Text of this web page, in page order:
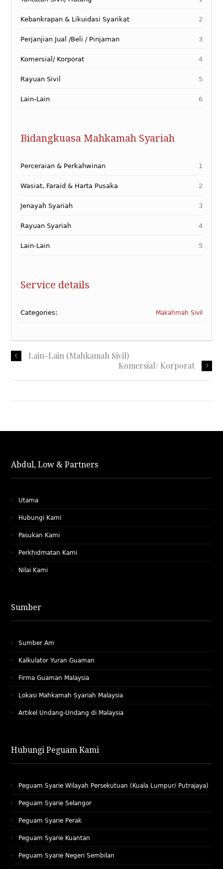
Kebankrapan & Likuidasi Syarikat 2
Perjanjian Jual /Beli / Pinjaman 3
Komersial/ Korporat 4
Rayuan Sivil 5
Lain-Lain 6
Bidangkuasa Mahkamah Syariah
Perceraian & Perkahwinan 1
Wasiat, Faraid & Harta Pusaka 2
Jenayah Syariah 3
Rayuan Syariah 4
Lain-Lain 5
Service details
Categories: Makahmah Sivil
Lain-Lain (Mahkamah Sivil)
Komersial/ Korporat
Abdul, Low & Partners
Utama
Hubungi Kami
Pasukan Kami
Perkhidmatan Kami
Nilai Kami
Sumber
Sumber Am
Kalkulator Yuran Guaman
Firma Guaman Malaysia
Lokasi Mahkamah Syariah Malaysia
Artikel Undang-Undang di Malaysia
Hubungi Peguam Kami
Peguam Syarie Wilayah Persekutuan (Kuala Lumpur/ Putrajaya)
Peguam Syarie Selangor
Peguam Syarie Perak
Peguam Syarie Kuantan
Peguam Syarie Negeri Sembilan